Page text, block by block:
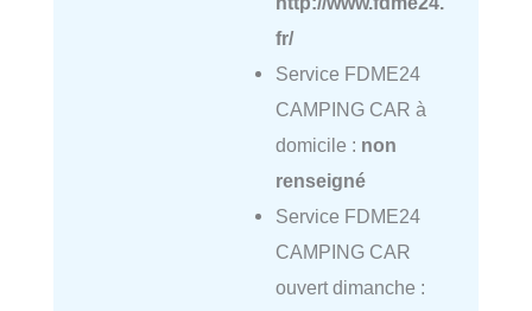
fr/
Service FDME24
CAMPING CAR à
domicile : non
renseigné
Service FDME24
CAMPING CAR
ouvert dimanche :